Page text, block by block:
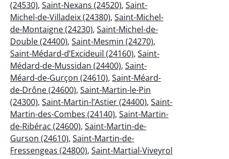
(24530), Saint-Nexans (24520), Saint-
Michel-de-Villadeix (24380), Saint-Michel-
de-Montaigne (24230), Saint-Michel-de-
Double (24400), Saint-Mesmin (24270),
Saint-Médard-d’Excideuil (24160), Saint-
Médard-de-Mussidan (24400), Saint-
Méard-de-Gurçon (24610), Saint-Méard-
de-Drône (24600), Saint-Martin-le-Pin
(24300), Saint-Martin-l’Astier (24400), Saint-
Martin-des-Combes (24140), Saint-Martin-
de-Ribérac (24600), Saint-Martin-de-
Gurson (24610), Saint-Martin-de-
Fressengeas (24800), Saint-Martial-Viveyrol